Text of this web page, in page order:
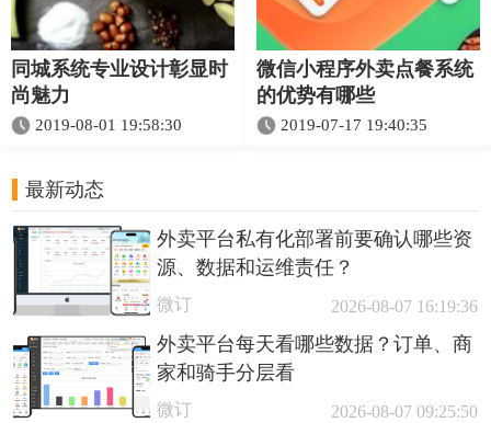
同城系统专业设计彰显时
尚魅力
2019-08-01 19:58:30
微信小程序外卖点餐系统
的优势有哪些
2019-07-17 19:40:35
最新动态
外卖平台私有化部署前要确认哪些资
源、数据和运维责任？
微订 2026-08-07 16:19:36
外卖平台每天看哪些数据？订单、商
家和骑手分层看
微订 2026-08-07 09:25:50